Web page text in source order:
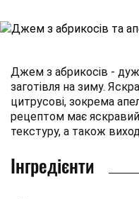
Джем з абрикосів -
заготівля на зиму.
цитрусові, зокрема
рецептом має яскравий
текстуру, а також
Інгредієнти